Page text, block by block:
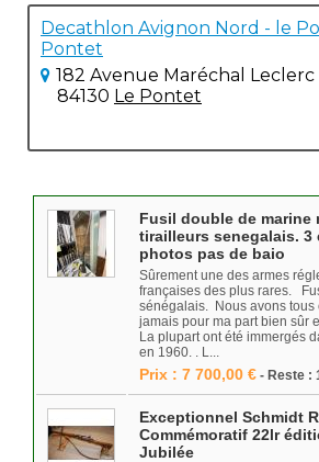
Decathlon Avignon Nord - le
Pontet
182 Avenue Maréchal Leclerc
84130 Le Pontet
Fusil double de marine
tirailleurs senegalais. 3
photos pas de baio
Sûrement une des armes
françaises des plus rares.
sénégalais. Nous avons tous
jamais pour ma part bien sûr
La plupart ont été immergés
en 1960. . L...
Prix : 7 700,00 € - Reste :
Exceptionnel Schmidt
Commémoratif 22lr
Jubilée